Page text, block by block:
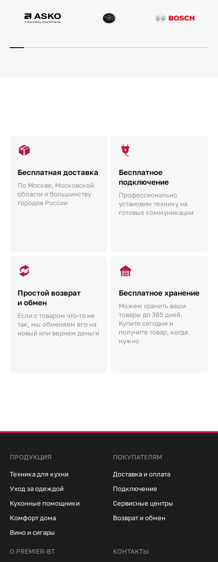
Бесплатная доставка
По Москве, Московской
области и большинству
городов России
Бесплатное
подключение
Профессионально
установим технику на
готовые коммуникации
Простой возврат
и обмен
Если с товаром что-то не
так, мы обменяем его на
новый или вернем деньги
Бесплатное хранение
Можем хранить ваши
товары до 365 дней.
Купите сегодня и
получите товар, когда
нужно
ПРОДУКЦИЯ
Техника для кухни
Уход за одеждой
Кухонные помощники
Комфорт дома
Вино и сигары
ПОКУПАТЕЛЯМ
Доставка и оплата
Подключение
Сервисные центры
Возврат и обмен
О PREMIER-BT КОНТАКТЫ